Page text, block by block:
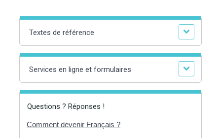
Textes de référence
Services en ligne et formulaires
Questions ? Réponses !
Comment devenir Français ?